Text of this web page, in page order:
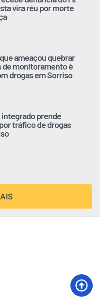
vira réu por morte
ameaçou quebrar
de monitoramento é
drogas em Sorriso
integrado prende
tráfico de drogas